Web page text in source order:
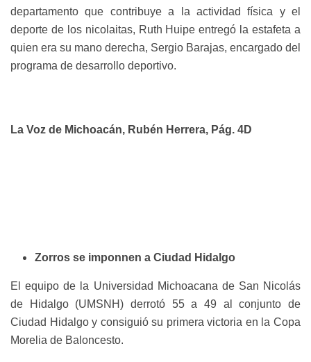
departamento que contribuye a la actividad física y el
deporte de los nicolaitas, Ruth Huipe entregó la estafeta a
quien era su mano derecha, Sergio Barajas, encargado del
programa de desarrollo deportivo.
La Voz de Michoacán, Rubén Herrera, Pág. 4D
Zorros se imponnen a Ciudad Hidalgo
El equipo de la Universidad Michoacana de San Nicolás
de Hidalgo (UMSNH) derrotó 55 a 49 al conjunto de
Ciudad Hidalgo y consiguió su primera victoria en la Copa
Morelia de Baloncesto.